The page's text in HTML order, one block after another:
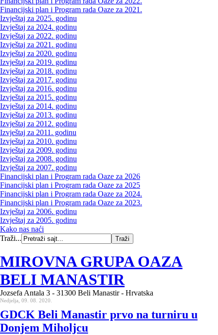
Financijski plan i Program rada Oaze za 2021.
Izvještaj za 2025. godinu
Izvještaj za 2024. godinu
Izvještaj za 2022. godinu
Izvještaj za 2021. godinu
Izvještaj za 2020. godinu
Izvještaj za 2019. godinu
Izvještaj za 2018. godinu
Izvještaj za 2017. godinu
Izvještaj za 2016. godinu
Izvještaj za 2015. godinu
Izvještaj za 2014. godinu
Izvještaj za 2013. godinu
Izvještaj za 2012. godinu
Izvještaj za 2011. godinu
Izvještaj za 2010. godinu
Izvještaj za 2009. godinu
Izvještaj za 2008. godinu
Izvještaj za 2007. godinu
Financijski plan i Program rada Oaze za 2026
Financijski plan i Program rada Oaze za 2025
Financijski plan i Program rada Oaze za 2024.
Financijski plan i Program rada Oaze za 2023.
Izvještaj za 2006. godinu
Izvještaj za 2005. godinu
Kako nas naći
Traži...
MIROVNA GRUPA OAZA
BELI MANASTIR
Jozsefa Antala 3 - 31300 Beli Manastir - Hrvatska
Nedjelja, 09. 08. 2020.
GDCK Beli Manastir prvo na turniru u
Donjem Miholjcu